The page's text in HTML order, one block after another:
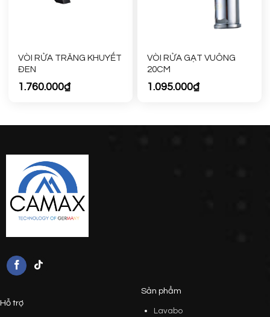
VÒI RỬA TRĂNG KHUYẾT
ĐEN
1.760.000₫
VÒI RỬA GẠT VUÔNG
20CM
1.095.000₫
Hỗ trợ
Sản phẩm
Lavabo